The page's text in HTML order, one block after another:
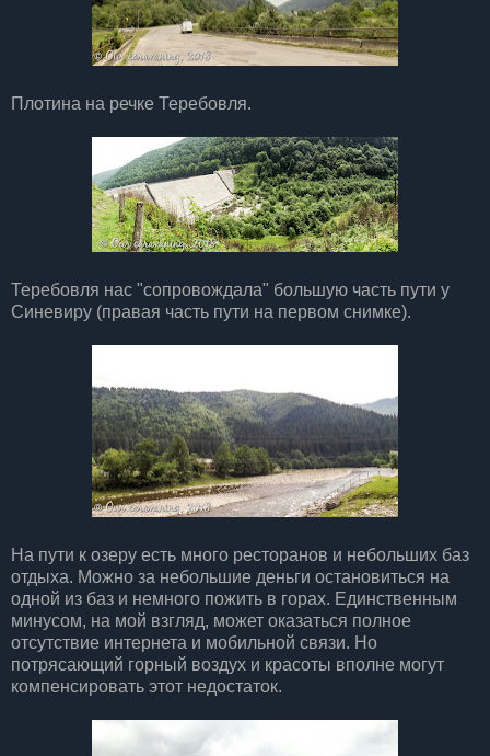
Плотина на речке Теребовля.
Теребовля нас "сопровождала" большую часть пути у
Синевиру (правая часть пути на первом снимке).
На пути к озеру есть много ресторанов и небольших баз
отдыха. Можно за небольшие деньги остановиться на
одной из баз и немного пожить в горах. Единственным
минусом, на мой взгляд, может оказаться полное
отсутствие интернета и мобильной связи. Но
потрясающий горный воздух и красоты вполне могут
компенсировать этот недостаток.